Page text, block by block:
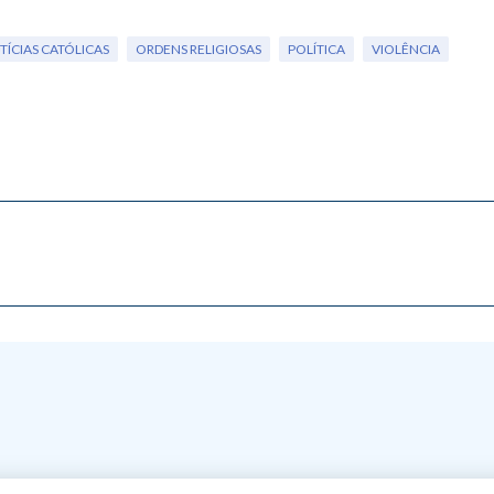
CATÓLICAS ORDENS RELIGIOSAS POLÍTICA VIOLÊNCIA